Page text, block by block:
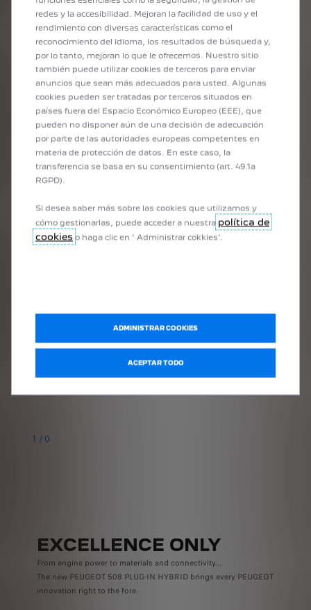
evokes driving sensations only open to a range-leading sedan.
1 / 0
EXCELLENCE ONLY
From engine power to materials and connectivity...
The new PEUGEOT 508 PLUG-IN HYBRID brings every PEUGEOT
innovation right to the fore.
redes y la accesibilidad. Mejoran la facilidad de uso y el
rendimiento con diversas características como el
reconocimiento del idioma, los resultados de búsqueda y,
por lo tanto, mejoran lo que le ofrecemos. Nuestro sitio
también puede utilizar cookies de terceros para enviar
anuncios que sean más adecuados para usted. Algunas
cookies pueden ser tratadas por terceros situados en
países fuera del Espacio Económico Europeo (EEE), que
pueden no disponer aún de una decisión de adecuación
por parte de las autoridades europeas competentes en
materia de protección de datos. En este caso, la
transferencia se basa en su consentimiento (art. 49.1a
RGPD).
Si desea saber más sobre las cookies que utilizamos y
cómo gestionarlas, puede acceder a nuestra política de
cookies o haga clic en ' Administrar cokkies'.
ADMINISTRAR COOKIES
ACEPTAR TODO